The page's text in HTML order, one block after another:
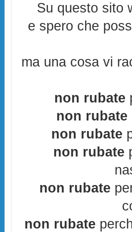
Su questo sito
e spero che
ma una cosa vi
non rubate
non rubate
non rubate
non rubate
non rubate
non rubate